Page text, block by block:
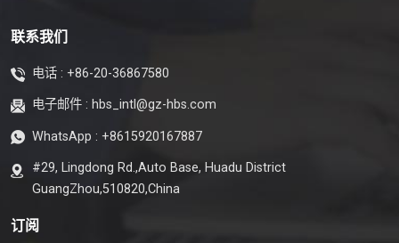
联系我们
电话 : +86-20-36867580
电子邮件 : hbs_intl@gz-hbs.com
WhatsApp : +8615920167887
#29, Lingdong Rd.,Auto Base, Huadu District
GuangZhou,510820,China
订阅